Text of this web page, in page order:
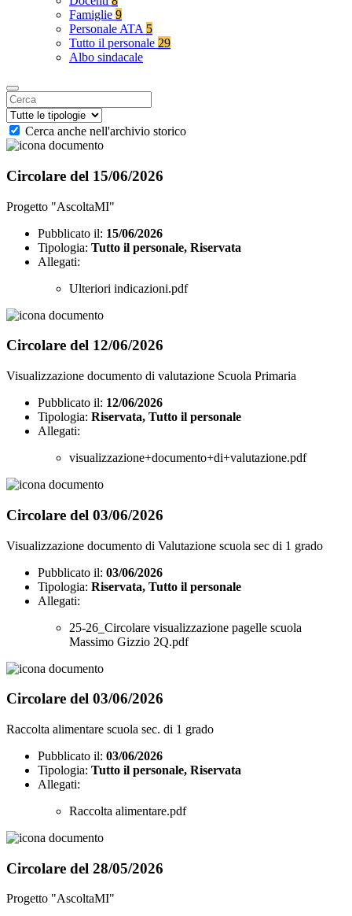
Famiglie 9
Personale ATA 5
Tutto il personale 29
Albo sindacale
Cerca anche nell'archivio storico
Circolare del 15/06/2026
Progetto "AscoltaMI"
Pubblicato il: 15/06/2026
Tipologia: Tutto il personale, Riservata
Allegati:
Ulteriori indicazioni.pdf
Circolare del 12/06/2026
Visualizzazione documento di valutazione Scuola Primaria
Pubblicato il: 12/06/2026
Tipologia: Riservata, Tutto il personale
Allegati:
visualizzazione+documento+di+valutazione.pdf
Circolare del 03/06/2026
Visualizzazione documento di Valutazione scuola sec di 1 grado
Pubblicato il: 03/06/2026
Tipologia: Riservata, Tutto il personale
Allegati:
25-26_Circolare visualizzazione pagelle scuola
Massimo Gizzio 2Q.pdf
Circolare del 03/06/2026
Raccolta alimentare scuola sec. di 1 grado
Pubblicato il: 03/06/2026
Tipologia: Tutto il personale, Riservata
Allegati:
Raccolta alimentare.pdf
Circolare del 28/05/2026
Progetto "AscoltaMI"